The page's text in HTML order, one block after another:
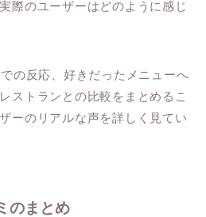
際のユーザーはどのように感じ
の反応、好きだったメニューへ
ストランとの比較をまとめるこ
ーのリアルな声を詳しく見てい
のまとめ